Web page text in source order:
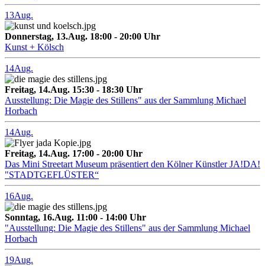
13Aug.
Donnerstag, 13.Aug. 18:00 - 20:00 Uhr
Kunst + Kölsch
14Aug.
Freitag, 14.Aug. 15:30 - 18:30 Uhr
Ausstellung: Die Magie des Stillens" aus der Sammlung Michael
Horbach
14Aug.
Freitag, 14.Aug. 17:00 - 20:00 Uhr
Das Mini Streetart Museum präsentiert den Kölner Künstler JA!DA!
"STADTGEFLÜSTER“
16Aug.
Sonntag, 16.Aug. 11:00 - 14:00 Uhr
"Ausstellung: Die Magie des Stillens" aus der Sammlung Michael
Horbach
19Aug.